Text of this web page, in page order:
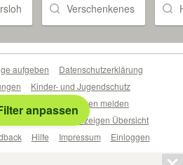
Verschenkenes
anpassen
aufgeben
Datenschutzerklärung
Kinder- und Jugendschutz
Sicherheitslücken melden
Beliebte Suchen
Anzeigen Übersicht
Hilfe Impressum Einloggen